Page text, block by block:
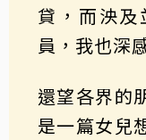
貸，而泱
員，我也深
還望各界的
是一篇女兒